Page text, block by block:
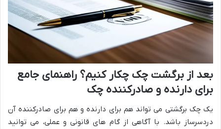
بعد از برگشت چک چکار کنیم؟ راهنمای جامع
برای دارنده و صادرکننده چک
یک چک برگشتی می تواند هم برای دارنده و هم برای صادرکننده آن
دردسرساز باشد. با آگاهی از گام های قانونی و عملی، می توانید